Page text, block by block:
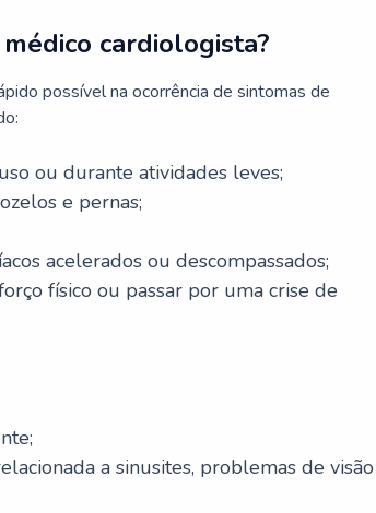
cardiologista?
possível na ocorrência de sintomas de
ou durante atividades leves;
e pernas;
acelerados ou descompassados;
físico ou passar por uma crise de
a sinusites, problemas de visão